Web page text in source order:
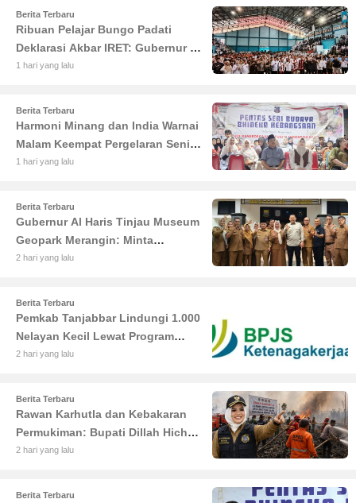
Berita Terbaru
Ribuan Pelajar Bungo Padati
Deklarasi Akbar IRET: Gubernur Al
Haris Sentil Bahaya Judi Online
1 hari yang lalu
Berita Terbaru
Harmoni Minang dan India Warnai
Malam Keempat Pergelaran Seni
Budaya di Alun-Alun Kuala
1 hari yang lalu
Berita Terbaru
Gubernur Al Haris Tinjau Museum
Geopark Merangin: Minta
Pengelola Genjot Inovasi dan
2 hari yang lalu
Berita Terbaru
Pemkab Tanjabbar Lindungi 1.000
Nelayan Kecil Lewat Program
BPJS Ketenagakerjaan
2 hari yang lalu
Berita Terbaru
Rawan Karhutla dan Kebakaran
Permukiman: Bupati Dillah Hich
Larang Camat Tinggalkan Wilayah
2 hari yang lalu
Berita Terbaru